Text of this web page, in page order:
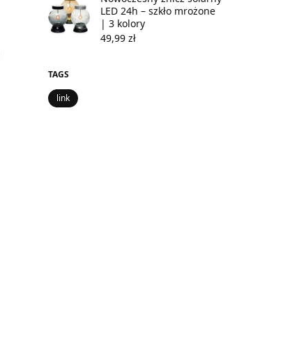
LED 24h – szkło mrożone
| 3 kolory
49,99 zł
TAGS
link